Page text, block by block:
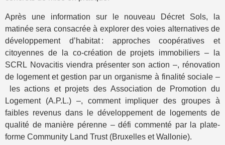
Après une information sur le nouveau Décret Sols, l a
matinée sera consacréeà explorer desvoies alternatives de
développement d’habitat : approches coopératives et
citoyennes de
la co-création de projets immobiliers – la
SCRL Novacitisviendra présenter son action–, rénovation
de logement et gestion par un organisme à finalité sociale –
les actions et projets desAssociation de Promotion du
Logement (A.P.L.) –, comment impliquerdesgroupes à
faibles revenus dans le développement de logements de
qualité de manière pérenne – défi commenté par la plate-
forme Community Land Trust (Bruxelles et Wallonie).